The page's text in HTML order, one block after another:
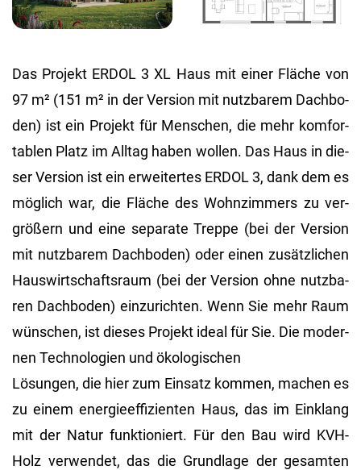
Das Pro­jekt ERDOL 3 XL Haus mit einer Flä­che von
97 m² (151 m² in der Ver­si­on mit nutz­ba­rem Dach­bo­
den) ist ein Pro­jekt für Men­schen, die mehr kom­for­
ta­blen Platz im All­tag haben wol­len. Das Haus in die­
ser Ver­si­on ist ein er­wei­ter­tes ERDOL 3, dank dem es
mög­lich war, die Flä­che des Wohn­zim­mers zu ver­
grö­ßern und eine se­pa­ra­te Trep­pe (bei der Ver­si­on
mit nutz­ba­rem Dach­bo­den) oder einen zu­sätz­li­chen
Haus­wirt­schafts­raum (bei der Ver­si­on ohne nutz­ba­
ren Dach­bo­den) ein­zu­rich­ten. Wenn Sie mehr Raum
wün­schen, ist die­ses Pro­jekt ideal für Sie. Die mo­der­
nen Tech­no­lo­gi­en und öko­lo­gi­schen
Lö­sun­gen, die hier zum Ein­satz kom­men, ma­chen es
zu einem en­er­gie­ef­fi­zi­en­ten Haus, das im Ein­klang
mit der Natur funk­tio­niert. Für den Bau wird KVH-
Holz ver­wen­det, das die Grund­la­ge der ge­sam­ten